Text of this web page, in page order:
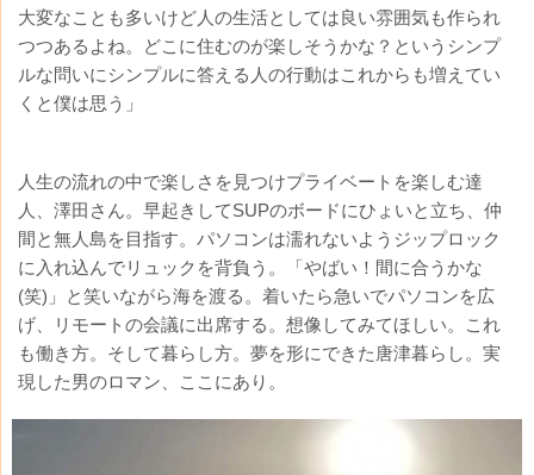
大変なことも多いけど人の生活としては良い雰囲気も作られ
つつあるよね。どこに住むのが楽しそうかな？というシンプ
ルな問いにシンプルに答える人の行動はこれからも増えてい
くと僕は思う」
人生の流れの中で楽しさを見つけプライベートを楽しむ達
人、澤田さん。早起きしてSUPのボードにひょいと立ち、仲
間と無人島を目指す。パソコンは濡れないようジップロック
に入れ込んでリュックを背負う。「やばい！間に合うかな
(笑)」と笑いながら海を渡る。着いたら急いでパソコンを広
げ、リモートの会議に出席する。想像してみてほしい。これ
も働き方。そして暮らし方。夢を形にできた唐津暮らし。実
現した男のロマン、ここにあり。